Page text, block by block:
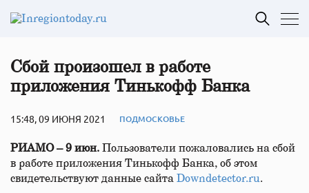
Сбой произошел в работе
приложения Тинькофф Банка
15:48, 09 ИЮНЯ 2021 ПОДМОСКОВЬЕ
РИАМО – 9 июн. Пользователи пожаловались на сбой
в работе приложения Тинькофф Банка, об этом
свидетельствуют данные сайта
Downdetector.ru.